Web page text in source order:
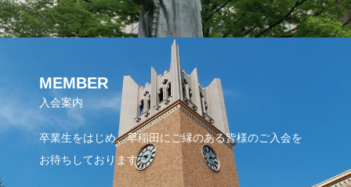
MEMBER
入会案内
卒業生をはじめ、早稲田にご縁のある皆様のご入会を
お待ちしております。